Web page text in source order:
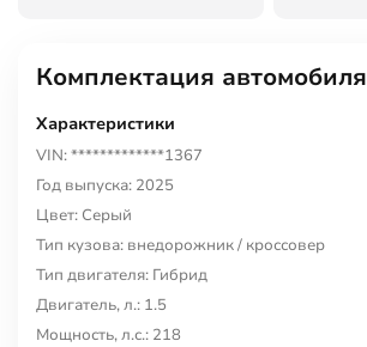
Комплектация автомобиля
Характеристики
VIN: *************1367
Год выпуска: 2025
Цвет: Серый
Тип кузова: внедорожник / кроссовер
Тип двигателя: Гибрид
Двигатель, л.: 1.5
Мощность, л.с.: 218